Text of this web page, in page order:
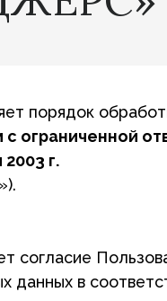
соответствии с